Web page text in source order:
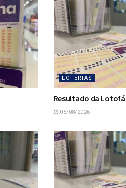
LOTERIAS
Resultado da
05/08/2026